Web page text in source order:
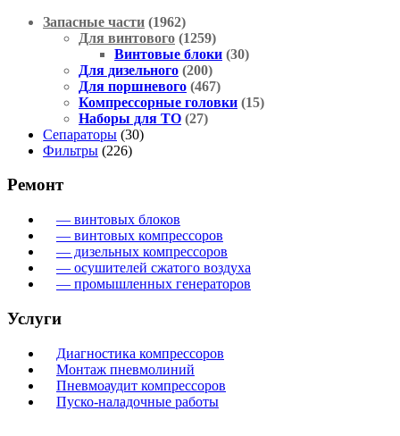
Запасные части (1962)
Для винтового (1259)
Винтовые блоки (30)
Для дизельного (200)
Для поршневого (467)
Компрессорные головки (15)
Наборы для ТО (27)
Сепараторы (30)
Фильтры (226)
Ремонт
— винтовых блоков
— винтовых компрессоров
— дизельных компрессоров
— осушителей сжатого воздуха
— промышленных генераторов
Услуги
Диагностика компрессоров
Монтаж пневмолиний
Пневмоаудит компрессоров
Пуско-наладочные работы